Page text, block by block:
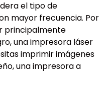
el tipo de
mayor frecuencia. Por
principalmente
una impresora láser
imprimir imágenes
una impresora a